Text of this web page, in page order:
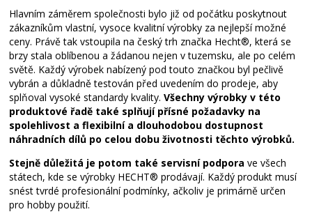
Hlavním záměrem společnosti bylo již od počátku poskytnout
zákazníkům vlastní, vysoce kvalitní výrobky za nejlepší možné
ceny. Právě tak vstoupila na český trh značka Hecht®, která se
brzy stala oblíbenou a žádanou nejen v tuzemsku, ale po celém
světě. Každý výrobek nabízený pod touto značkou byl pečlivě
vybrán a důkladně testován před uvedením do prodeje, aby
splňoval vysoké standardy kvality.Všechny výrobky v této
produktové řadě také splňují přísné požadavky na
spolehlivost a flexibilní a dlouhodobou dostupnost
náhradních dílů po celou dobu životnosti těchto výrobků.
Stejně důležitá je potom také servisní podporave všech
státech, kde se výrobky HECHT® prodávají. Každý produkt musí
snést tvrdé profesionální podmínky, ačkoliv je primárně určen
pro hobby použití.